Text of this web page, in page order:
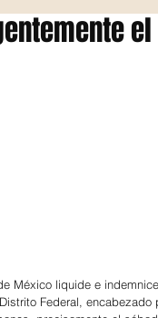
el
México liquide e
Federal, encabezado